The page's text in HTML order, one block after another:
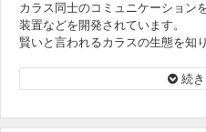
カラス同士のコミュニケーション
装置などを開発されています。
賢いと言われるカラスの生態を知
カラス被害を訴えるバラカンさん
続